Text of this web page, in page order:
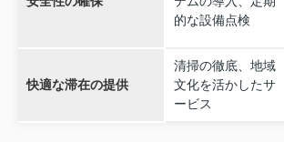
的な設備点検
快適な滞在の提供
清掃の徹底、地域
文化を活かしたサ
ービス